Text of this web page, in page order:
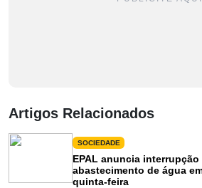
Artigos Relacionados
SOCIEDADE
EPAL anuncia
abastecimento de água
quinta-feira